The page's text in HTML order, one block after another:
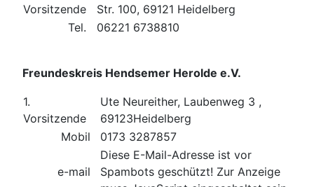
Vorsitzende
Str. 100, 69121 Heidelberg
Tel.
06221 6738810
Freundeskreis Hendsemer Herolde e.V.
1.
Vorsitzende
Ute Neureither, Laubenweg 3 ,
69123Heidelberg
Mobil
0173 3287857
e-mail
Diese E-Mail-Adresse ist vor
Spambots geschützt! Zur Anzeige